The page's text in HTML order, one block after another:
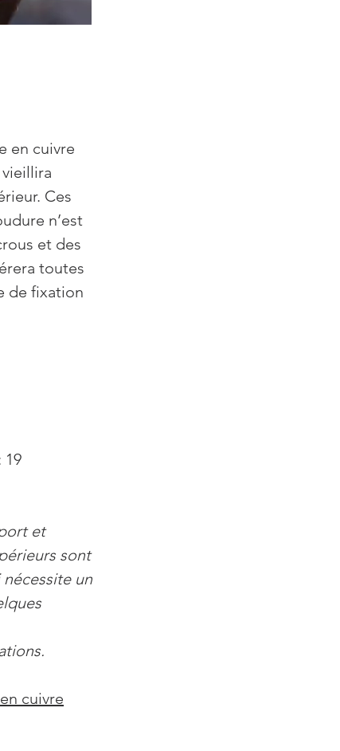
en cuivre
Ces
n’est
et des
toutes
de fixation
19
et
sont
un
cuivre